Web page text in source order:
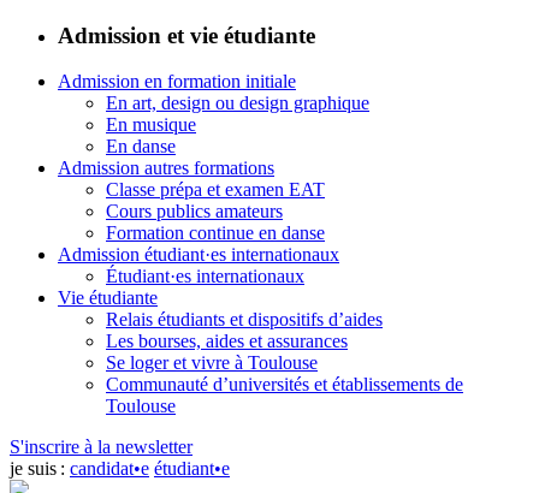
Admission et vie étudiante
Admission en formation initiale
En art, design ou design graphique
En musique
En danse
Admission autres formations
Classe prépa et examen EAT
Cours publics amateurs
Formation continue en danse
Admission étudiant·es internationaux
Étudiant·es internationaux
Vie étudiante
Relais étudiants et dispositifs d’aides
Les bourses, aides et assurances
Se loger et vivre à Toulouse
Communauté d’universités et établissements de
Toulouse
S'inscrire à la newsletter
je suis : candidat•e étudiant•e